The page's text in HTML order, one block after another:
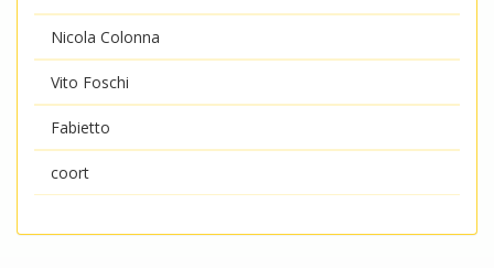
Nicola Colonna
Vito Foschi
Fabietto
coort